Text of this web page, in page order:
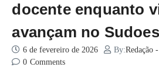
docente enquanto
avançam no
6 de fevereiro de 2026 By:Redação
0 Comments